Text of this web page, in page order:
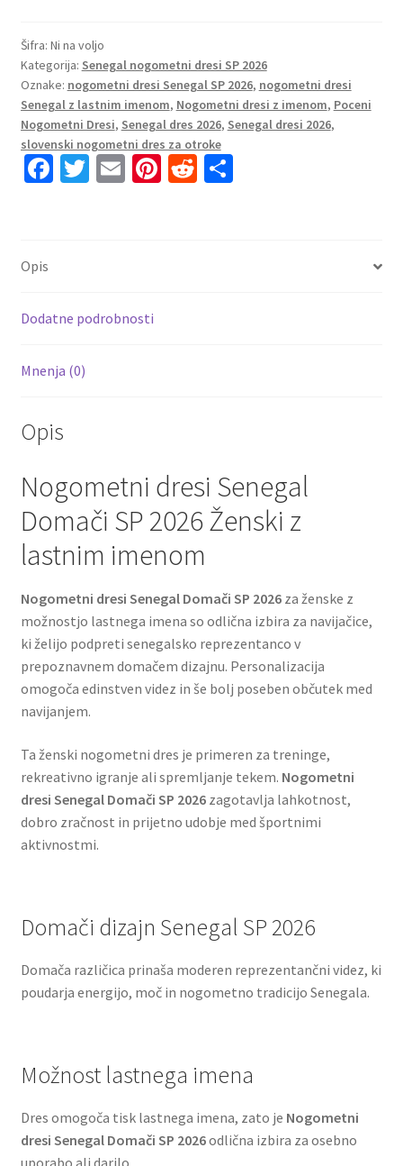
SP
2026
Ženski
količina
Šifra: Ni na voljo
Kategorija: Senegal nogometni dresi SP 2026
Oznake: nogometni dresi Senegal SP 2026, nogometni dresi
Senegal z lastnim imenom, Nogometni dresi z imenom, Poceni
Nogometni Dresi, Senegal dres 2026, Senegal dresi 2026,
slovenski nogometni dres za otroke
Fa
k
T E Pi R S
Opis
Dodatne podrobnosti
Mnenja (0)
Opis
Nogometni dresi Senegal
Domači SP 2026 Ženski z
lastnim imenom
Nogometni dresi Senegal Domači SP 2026za ženske z
možnostjo lastnega imena so odlična izbira za navijačice,
ki želijo podpreti senegalsko reprezentanco v
prepoznavnem domačem dizajnu. Personalizacija
omogoča edinstven videz in še bolj poseben občutek med
navijanjem.
Ta ženski nogometni dres je primeren za treninge,
rekreativno igranje ali spremljanje tekem. Nogometni
dresi Senegal Domači SP 2026zagotavlja lahkotnost,
dobro zračnost in prijetno udobje med športnimi
aktivnostmi.
Domači dizajn Senegal SP 2026
Domača različica prinaša moderen reprezentančni videz, ki
poudarja energijo, moč in nogometno tradicijo Senegala.
Možnost lastnega imena
Dres omogoča tisk lastnega imena, zato je Nogometni
dresi Senegal Domači SP 2026odlična izbira za osebno